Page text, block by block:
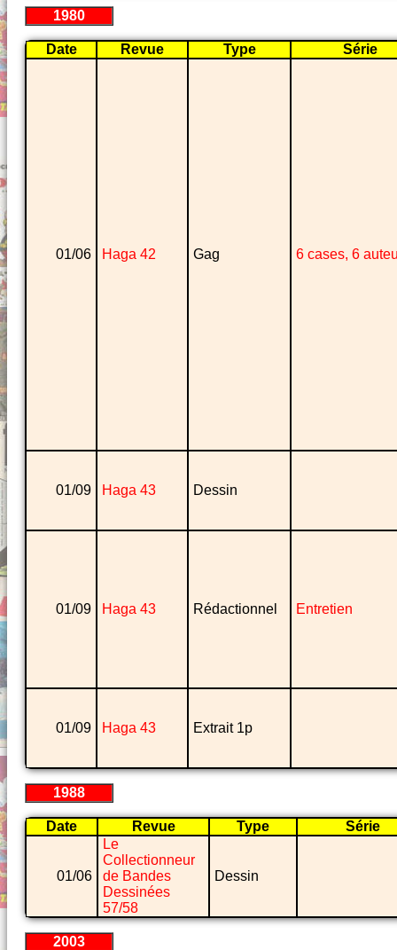
1980
Date Revue Type Série
01/06 Haga 42 Gag 6 cases, 6
01/09 Haga 43 Dessin
01/09 Haga 43 Rédactionnel Entretien
01/09 Haga 43 Extrait 1p
1988
Date Revue Type Série
01/06
Le
Collectionneur
de Bandes
Dessinées
57/58
Dessin
2003